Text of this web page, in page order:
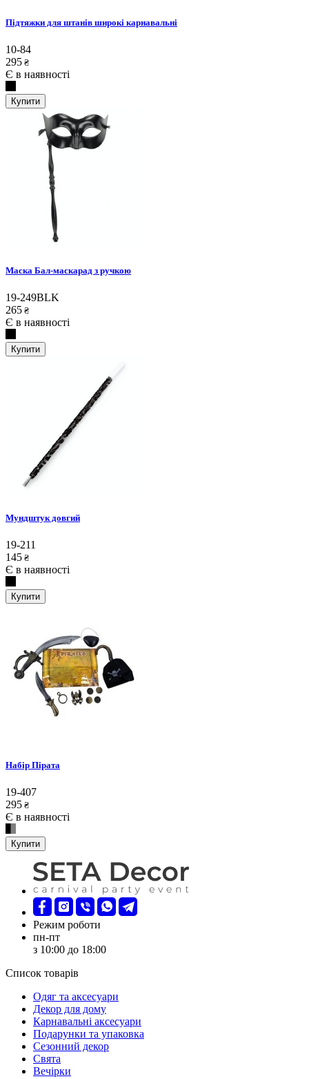
Підтяжки для штанів широкі карнавальні
10-84
295 ₴
Є в наявності
Купити
Маска Бал-маскарад з ручкою
19-249BLK
265 ₴
Є в наявності
Купити
Мундштук довгий
19-211
145 ₴
Є в наявності
Купити
Набір Пірата
19-407
295 ₴
Є в наявності
Купити
Режим роботи
пн-пт
з 10:00 до 18:00
Список товарів
Oдяг та аксесуари
Декор для дому
Карнавальні аксесуари
Подарунки та упаковка
Сезонний декор
Свята
Вечірки